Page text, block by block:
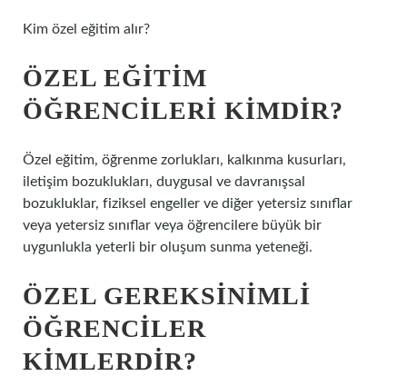
Kim özel eğitim alır?
ÖZEL EĞITIM
ÖĞRENCILERI KIMDIR?
Özel eğitim, öğrenme zorlukları, kalkınma kusurları,
iletişim bozuklukları, duygusal ve davranışsal
bozukluklar, fiziksel engeller ve diğer yetersiz sınıflar
veya yetersiz sınıflar veya öğrencilere büyük bir
uygunlukla yeterli bir oluşum sunma yeteneği.
ÖZEL GEREKSINIMLI
ÖĞRENCILER
KIMLERDIR?